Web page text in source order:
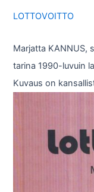
LOTTOVOITTO
Marjatta KANNUS,
tarina 1990-luvuin
Kuvaus on